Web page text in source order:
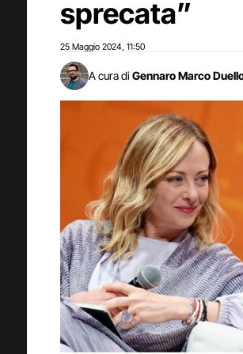
sprecata”
25 Maggio 2024 11:50
A cura di Gennaro Marco